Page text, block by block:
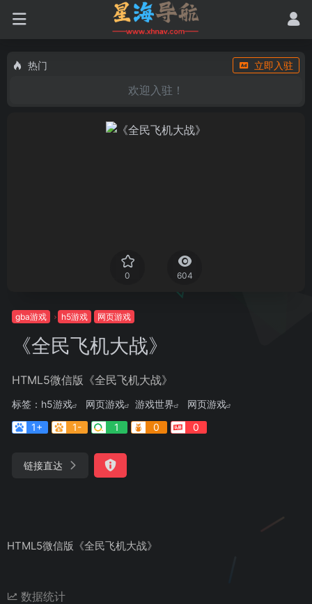
热门 立即入驻
欢迎入驻！
0 604
gba游戏 h5游戏 网页游戏
《全民飞机大战》
HTML5微信版《全民飞机大战》
标签： h5游戏 网页游戏 游戏世界
网页游戏
1+
1- 1 0 0
链接直达
HTML5微信版《全民飞机大战》
数据统计